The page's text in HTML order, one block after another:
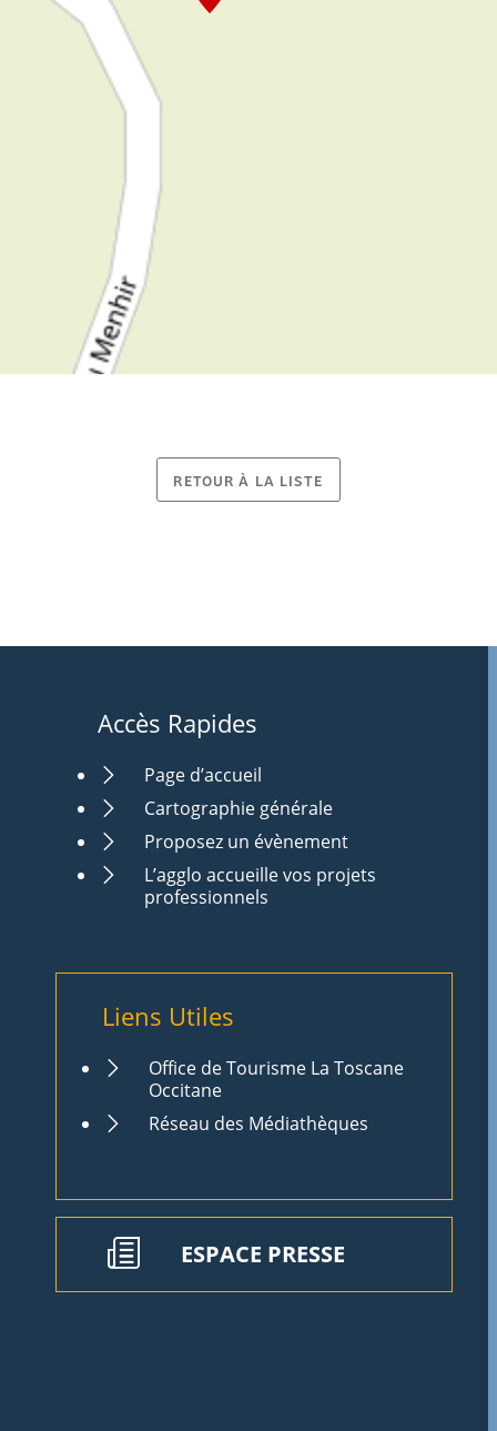
RETOUR À LA LISTE
Accès Rapides
Page d’accueil
Cartographie générale
Proposez un évènement
L’agglo accueille vos projets
professionnels
Liens Utiles
Office de Tourisme La Toscane
Occitane
Réseau des Médiathèques
ESPACE PRESSE